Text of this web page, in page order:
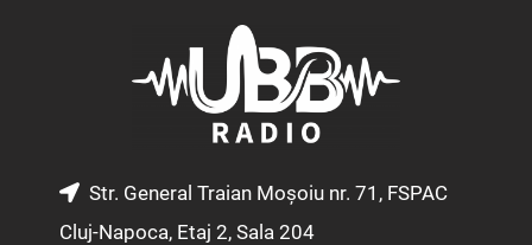
m
o
k
e
Str. General Traian Moșoiu nr. 71, FSPAC
Cluj-Napoca, Etaj 2, Sala 204